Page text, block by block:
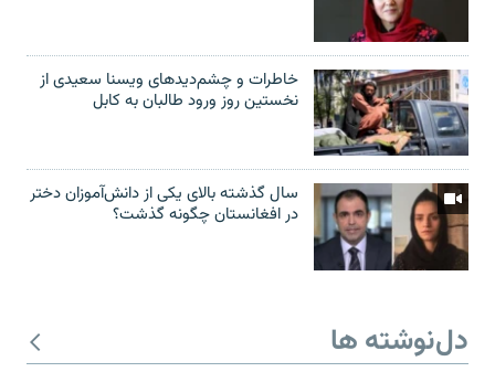
خاطرات و چشم‌دید‌های ویسنا سعیدی از
نخستین روز ورود طالبان به کابل
سال گذشته بالای یکی از دانش‌آموزان دختر
در افغانستان چگونه گذشت؟
دل‌نوشته ها